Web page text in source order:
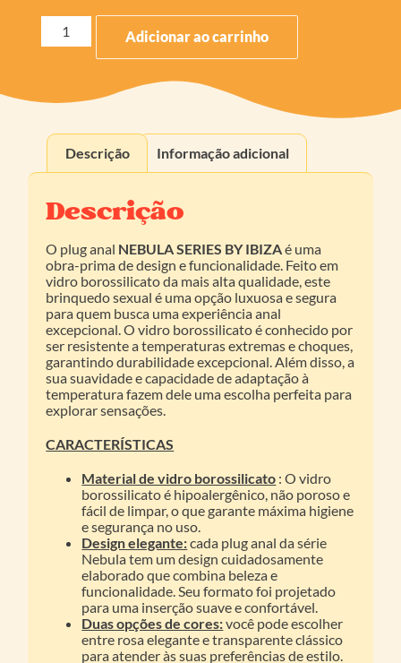
Adicionar ao carrinho
Descrição Informação adicional
Descrição
O plug anal NEBULA SERIES BY IBIZAé uma
obra-prima de design e funcionalidade. Feito em
vidro borossilicato da mais alta qualidade, este
brinquedo sexual é uma opção luxuosa e segura
para quem busca uma experiência anal
excepcional. O vidro borossilicato é conhecido por
ser resistente a temperaturas extremas e choques,
garantindo durabilidade excepcional. Além disso, a
sua suavidade e capacidade de adaptação à
temperatura fazem dele uma escolha perfeita para
explorar sensações.
CARACTERÍSTICAS
Material de vidro borossilicato : O vidro
borossilicato é hipoalergênico, não poroso e
fácil de limpar, o que garante máxima higiene
e segurança no uso.
Design elegante:cada plug anal da série
Nebula tem um design cuidadosamente
elaborado que combina beleza e
funcionalidade. Seu formato foi projetado
para uma inserção suave e confortável.
Duas opções de cores:você pode escolher
entre rosa elegante e transparente clássico
para atender às suas preferências de estilo.